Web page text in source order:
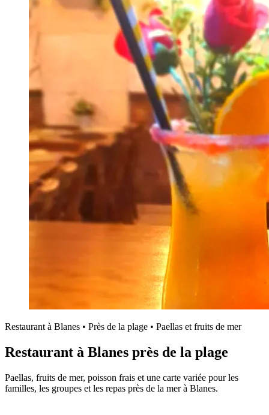
Restaurant à Blanes • Près de la plage • Paellas et fruits de mer
Restaurant à Blanes près de la plage
Paellas, fruits de mer, poisson frais et une carte variée pour les
familles, les groupes et les repas près de la mer à Blanes.